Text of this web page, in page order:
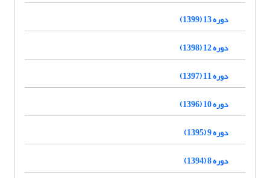
دوره 13 (1399)
دوره 12 (1398)
دوره 11 (1397)
دوره 10 (1396)
دوره 9 (1395)
دوره 8 (1394)